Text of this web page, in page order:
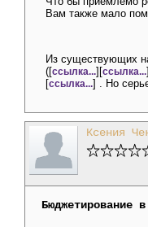
Вам также мало
Из существующих
([ссылка...][ссылка...
[ссылка...] . Но
Ксения
Бюджетирование